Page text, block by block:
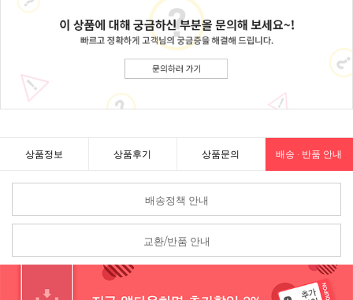
상품정보 상품후기 상품문의 배송 · 반품 안내
배송정책 안내
교환/반품 안내